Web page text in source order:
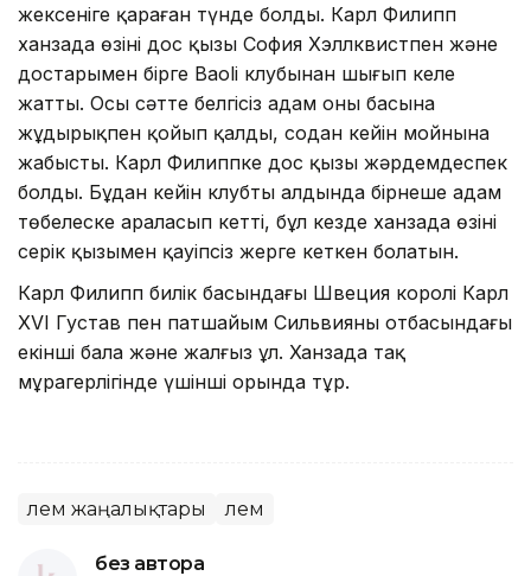
жексеніге қараған түнде болды. Карл Филипп
ханзада өзінің дос қызы София Хэллквистпен және
достарымен бірге Baoli клубынан шығып келе
жатты. Осы сәтте белгісіз адам оның басына
жұдырықпен қойып қалды, содан кейін мойнына
жабысты. Карл Филиппке дос қызы жәрдемдеспек
болды. Бұдан кейін клубтың алдында бірнеше адам
төбелеске араласып кетті, бұл кезде ханзада өзінің
серік қызымен қауіпсіз жерге кеткен болатын.
Карл Филипп билік басындағы Швеция королі Карл
XVI Густав пен патшайым Сильвияның отбасындағы
екінші бала және жалғыз ұл. Ханзада тақ
мұрагерлігінде үшінші орында тұр.
Әлем жаңалықтары Әлем
без автора